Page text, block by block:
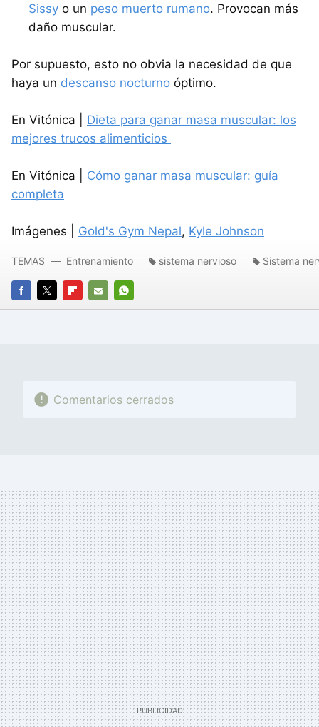
Sissy o un peso muerto rumano. Provocan más
daño muscular.
Por supuesto, esto no obvia la necesidad de que
haya un descanso nocturno óptimo.
En Vitónica | Dieta para ganar masa muscular: los
mejores trucos alimenticios
En Vitónica | Cómo ganar masa muscular: guía
completa
Imágenes | Gold's Gym Nepal, Kyle Johnson
FACEBOOK
TWITTERFLIPBOARD
E-
WHATSAPP
TEMAS Entrenamiento sistema nervioso Sistema
Comentarios cerrados